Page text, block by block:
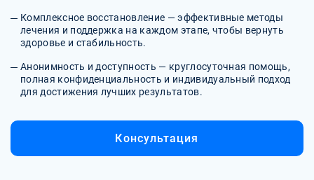
Комплексное восстановление — эффективные методы
лечения и поддержка на каждом этапе, чтобы вернуть
здоровье и стабильность.
Анонимность и доступность — круглосуточная помощь,
полная конфиденциальность и индивидуальный подход
для достижения лучших результатов.
Консультация